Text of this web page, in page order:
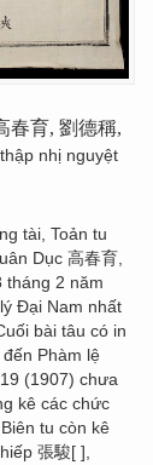
春育, 劉德稱,
nhị nguyệt
tài, Toản tu
Dục 高春育,
tháng 2 năm
Đại Nam nhất
bài tâu có in
Phàm lệ
(1907) chưa
kê các chức
tu còn kê
張駿[ ],